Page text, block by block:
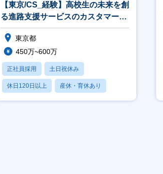
【東京/CS_経験】高校生の未来を創
る進路支援サービスのカスタマーサ
クセス／経験活かせる
東京都
450万~600万
正社員採用 土日祝休み
休日120日以上 産休・育休あり
月残業20時間以内